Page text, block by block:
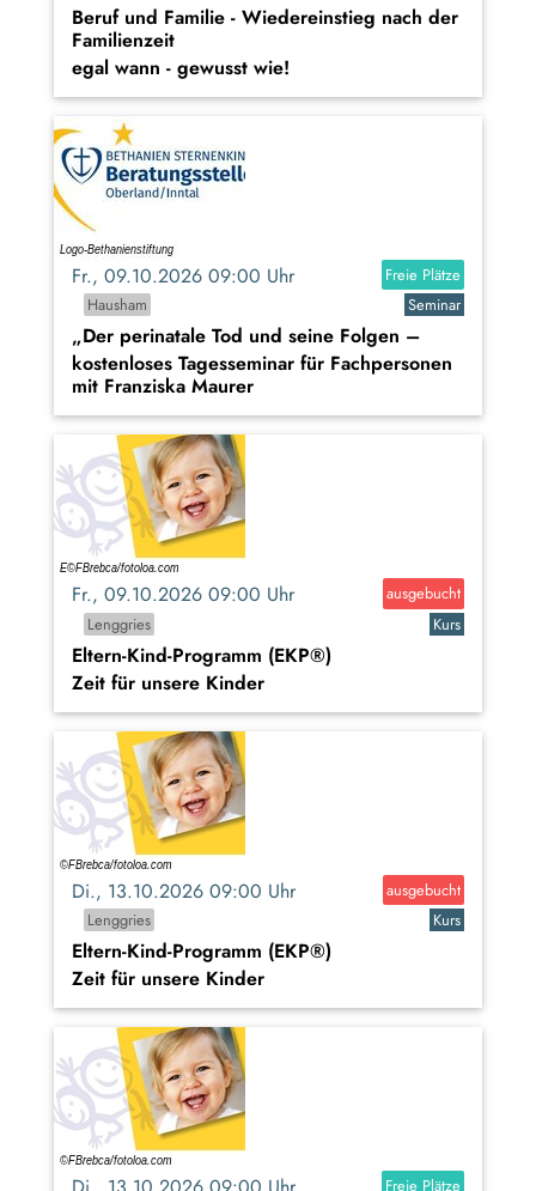
Beruf und Familie - Wiedereinstieg nach der
Familienzeit
egal wann - gewusst wie!
Fr., 09.10.2026 09:00 Uhr
Freie Plätze
Hausham
Seminar
„Der perinatale Tod und seine Folgen –
kostenloses Tagesseminar für Fachpersonen
mit Franziska Maurer
Fr., 09.10.2026 09:00 Uhr
ausgebucht
Lenggries
Kurs
Eltern-Kind-Programm (EKP®)
Zeit für unsere Kinder
Di., 13.10.2026 09:00 Uhr
ausgebucht
Lenggries
Kurs
Eltern-Kind-Programm (EKP®)
Zeit für unsere Kinder
Freie Plätze